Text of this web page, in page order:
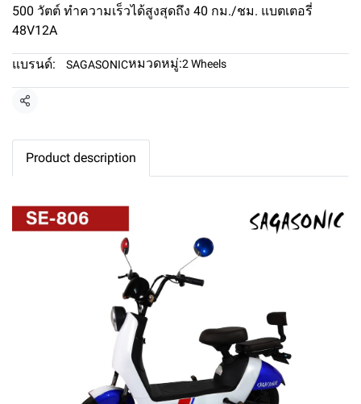
500 วัตต์ ทำความเร็วได้สูงสุดถึง 40 กม./ชม. แบตเตอรี่
48V12A
แบรนด์: SAGASONICหมวดหมู่:2 Wheels
แชร์
Product description